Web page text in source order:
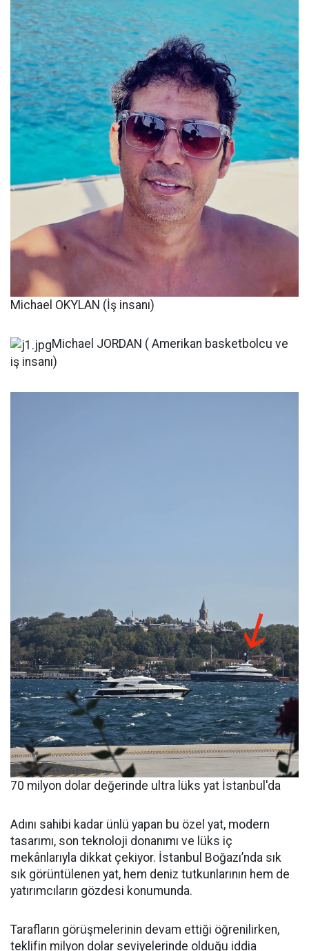
Michael OKYLAN (İş insanı)
Michael JORDAN ( Amerikan basketbolcu ve
iş insanı)
70 milyon dolar değerinde ultra lüks yat İstanbul'da
Adını sahibi kadar ünlü yapan bu özel yat, modern
tasarımı, son teknoloji donanımı ve lüks iç
mekânlarıyla dikkat çekiyor. İstanbul Boğazı’nda sık
sık görüntülenen yat, hem deniz tutkunlarının hem de
yatırımcıların gözdesi konumunda.
Tarafların görüşmelerinin devam ettiği öğrenilirken,
teklifin milyon dolar seviyelerinde olduğu iddia